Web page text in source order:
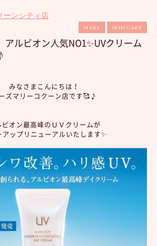
ーンシティ店
MAKE SKIN CARE
アルビオン人気NO1✨UVクリーム
みなさまこんにちは！
ズマリーコクーン店です🥰♪
ビオン最高峰のＵＶクリームが
アップリニューアルいたします✨